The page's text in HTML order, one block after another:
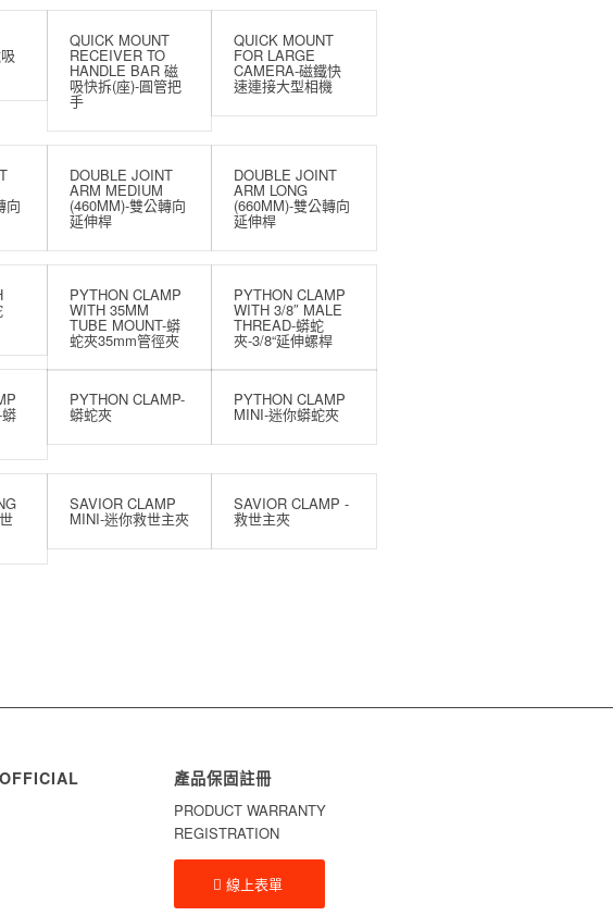
QUICK MOUNT
RECEIVER TO
HANDLE BAR 磁
吸快拆(座)-圓管把
手
QUICK MOUNT
FOR LARGE
CAMERA-磁鐵快
速連接大型相機
向
DOUBLE JOINT
ARM MEDIUM
(460MM)-雙公轉向
延伸桿
DOUBLE JOINT
ARM LONG
(660MM)-雙公轉向
延伸桿
PYTHON CLAMP
WITH 35MM
TUBE MOUNT-蟒
蛇夾35mm管徑夾
PYTHON CLAMP
WITH 3/8″ MALE
THREAD-蟒蛇
夾-3/8“延伸螺桿
PYTHON CLAMP-
蟒蛇夾
PYTHON CLAMP
MINI-迷你蟒蛇夾
SAVIOR CLAMP
MINI-迷你救世主夾
SAVIOR CLAMP -
救世主夾
產品保固註冊
PRODUCT WARRANTY
REGISTRATION
線上表單